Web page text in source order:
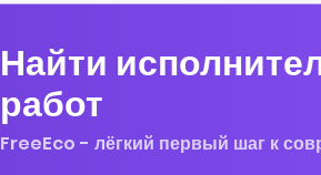
Найти
работ
FreeEco - лёгкий первый шаг к